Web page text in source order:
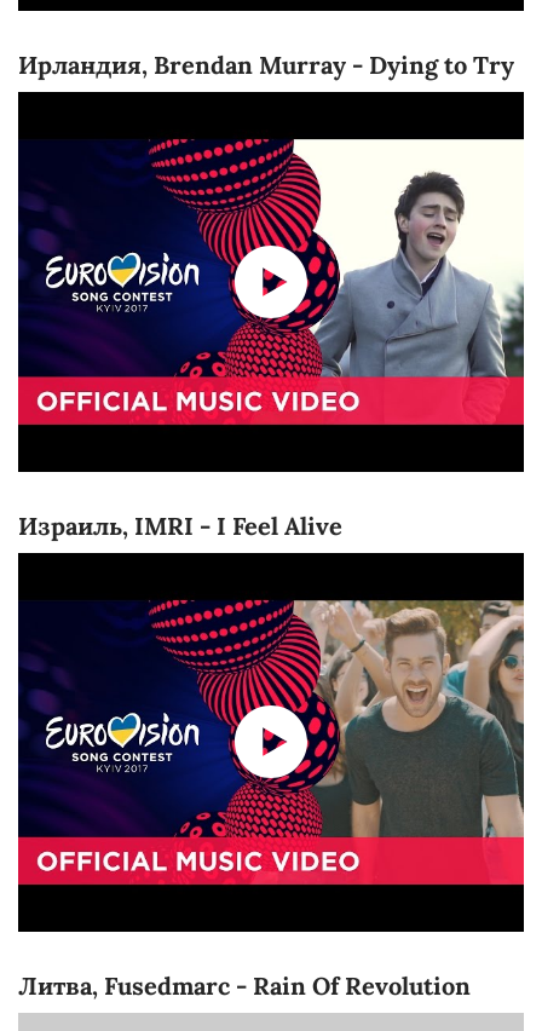
Ирландия, Brendan Murray - Dying to Try
Израиль, IMRI - I Feel Alive
Литва, Fusedmarc - Rain Of Revolution